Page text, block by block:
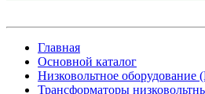
Главная
Основной каталог
Низковольтное
Трансформаторы